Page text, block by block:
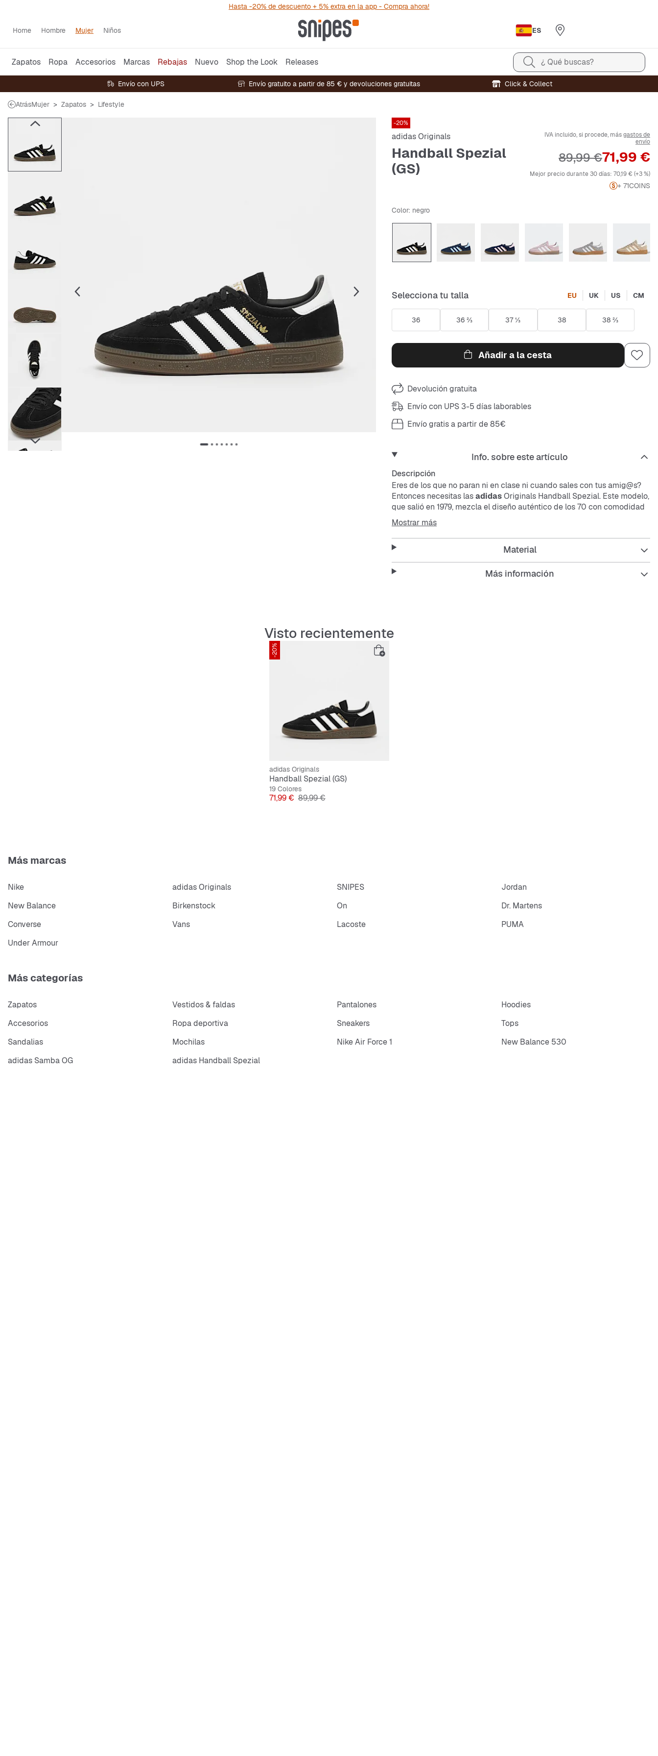
Hasta -20% de descuento + 5% extra en la app - Compra ahora!
Home Hombre Mujer Niños ES
Zapatos Ropa Accesorios Marcas Rebajas Nuevo Shop the Look Releases ¿ Qué buscas?
Envío con UPS Envío gratuito a partir de 85 € y devoluciones gratuitas Click & Collect
AtrásMujer Zapatos Lifestyle
-20%
adidas Originals
Handball Spezial
(GS)
IVA incluido, si procede, másgastos de
envío
Precio
71,99 €
Precio original
89,99 €
Mejor precio durante 30 días: 70,19 € (+3 %)
+ 71COINS
Color: negro
Selecciona tu talla EU UK US CM
36 36 ⅔ 37 ⅓ 38 38 ⅔
Añadir a la cesta
Devolución gratuita
Envío con UPS 3-5 días laborables
Envío gratis a partir de 85€
Info. sobre este artículo
Descripción
Eres de los que no paran ni en clase ni cuando sales con tus amig@s?
Entonces necesitas lasadidasOriginals Handball Spezial. Este modelo,
que salió en 1979, mezcla el diseño auténtico de los 70 con comodidad
moderna para niñ@s y adolescentes. La parte superior de
colores vivos da un toque dinámico, y la suela de goma te asegura un
agarre perfecto.
Este zapato es ideal para llevar un estilo único y sentirte cómodo todo
Features:
Mostrar más
Material
Más información
Visto recientemente
-20%
adidas Originals
Handball Spezial (GS)
19 Colores
Precio
71,99 € Precio original
89,99 €
Más marcas
Nike adidas Originals SNIPES
Jordan
New Balance
Birkenstock On
Dr. Martens
Converse
Vans Lacoste
PUMA
Under Armour
Más categorías
Zapatos Vestidos & faldas Pantalones
Hoodies
Accesorios
Ropa deportiva Sneakers
Tops
Sandalias
Mochilas Nike Air Force 1
New Balance 530
adidas Samba OG
adidas Handball Spezial